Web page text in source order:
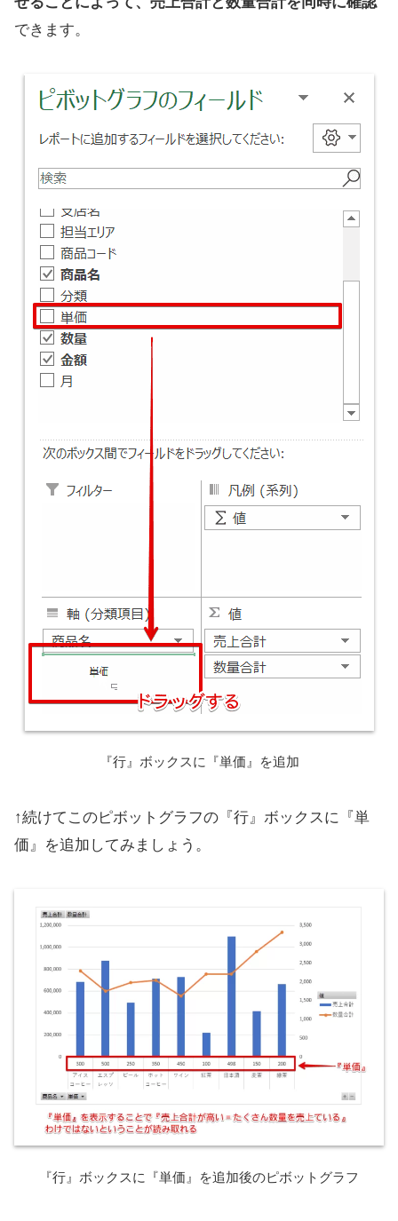
できます。
『行』ボックスに『単価』を追加
↑続けてこのピボットグラフの『行』ボックスに『単
価』を追加してみましょう。
『行』ボックスに『単価』を追加後のピボットグラフ